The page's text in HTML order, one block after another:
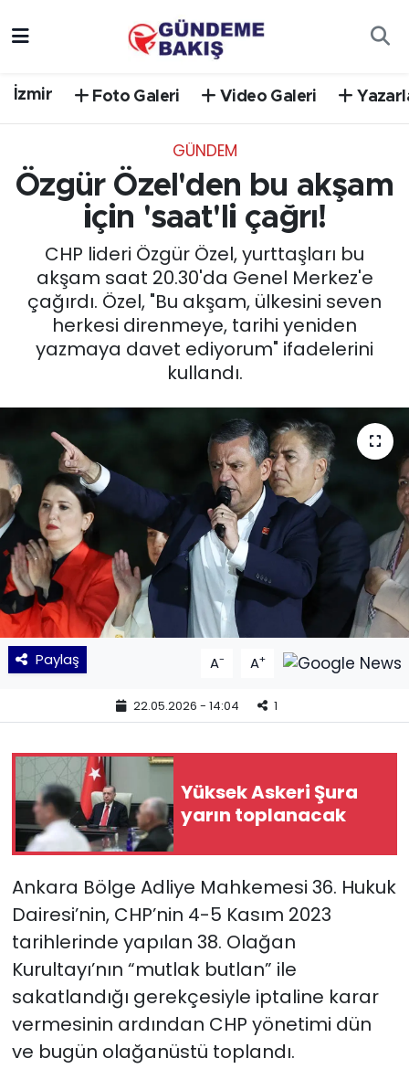
İzmir Foto Galeri Video Galeri
GÜNDEM
Özgür Özel'den bu akşam
için 'saat'li çağrı!
CHP lideri Özgür Özel, yurttaşları bu
akşam saat 20.30'da Genel Merkez'e
çağırdı. Özel, "Bu akşam, ülkesini seven
herkesi direnmeye, tarihi yeniden
yazmaya davet ediyorum" ifadelerini
kullandı.
Paylaş A- A+
22.05.2026 - 14:04 1
Yüksek Askeri Şura
yarın toplanacak
Ankara Bölge Adliye Mahkemesi 36. Hukuk
Dairesi’nin, CHP’nin 4-5 Kasım 2023
tarihlerinde yapılan 38. Olağan
Kurultayı’nın “mutlak butlan” ile
sakatlandığı gerekçesiyle iptaline karar
vermesinin ardından CHP yönetimi dün
ve bugün olağanüstü toplandı.
EĞİTİM
EKONOMİ
English News
KÜLTÜR SANAT
MAGAZİN
POLİTİKA
SAĞLIK
Siyaset
SPOR
TEKNOLOJİ
Yaşam
YEREL POLİTİKA
YEREL YÖNETİMLER
Yurt
Trafik Durumu
Süper Lig Puan Durumu ve Fikstür
Tüm Manşetler
Son Dakika Haberleri
Haber Arşivi